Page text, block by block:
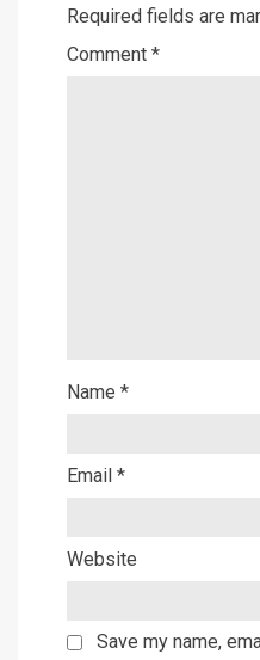
Required fields are
Comment *
Name *
Email *
Website
Save my name,